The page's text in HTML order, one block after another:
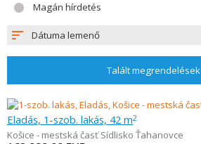
Magán hírdetés
Dátuma lemenő
Talált megrendelések
Eladás, 1-szob. lakás, 42 m2
Košice - mestská časť Sídlisko Ťahanovce